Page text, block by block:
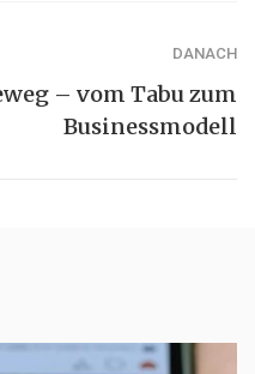
DANACH
– vom Tabu zum
Businessmodell